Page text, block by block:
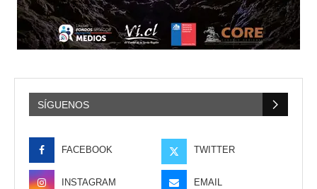
SÍGUENOS
FACEBOOK TWITTER
INSTAGRAM EMAIL